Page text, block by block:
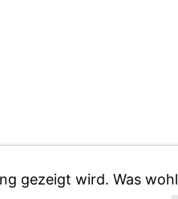
gezeigt wird. Was wohl